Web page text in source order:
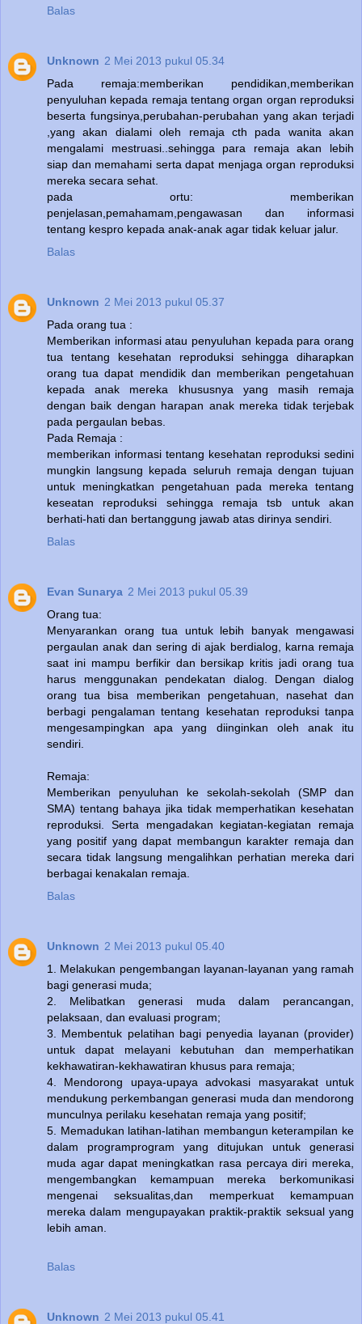
Balas
Unknown 2 Mei 2013 pukul 05.34
Pada remaja:memberikan pendidikan,memberikan
penyuluhan kepada remaja tentang organ organ reproduksi
beserta fungsinya,perubahan-perubahan yang akan terjadi
,yang akan dialami oleh remaja cth pada wanita akan
mengalami mestruasi..sehingga para remaja akan lebih
siap dan memahami serta dapat menjaga organ reproduksi
mereka secara sehat.
pada ortu: memberikan
penjelasan,pemahamam,pengawasan dan informasi
tentang kespro kepada anak-anak agar tidak keluar jalur.
Balas
Unknown 2 Mei 2013 pukul 05.37
Pada orang tua :
Memberikan informasi atau penyuluhan kepada para orang
tua tentang kesehatan reproduksi sehingga diharapkan
orang tua dapat mendidik dan memberikan pengetahuan
kepada anak mereka khususnya yang masih remaja
dengan baik dengan harapan anak mereka tidak terjebak
pada pergaulan bebas.
Pada Remaja :
memberikan informasi tentang kesehatan reproduksi sedini
mungkin langsung kepada seluruh remaja dengan tujuan
untuk meningkatkan pengetahuan pada mereka tentang
keseatan reproduksi sehingga remaja tsb untuk akan
berhati-hati dan bertanggung jawab atas dirinya sendiri.
Balas
Evan Sunarya 2 Mei 2013 pukul 05.39
Orang tua:
Menyarankan orang tua untuk lebih banyak mengawasi
pergaulan anak dan sering di ajak berdialog, karna remaja
saat ini mampu berfikir dan bersikap kritis jadi orang tua
harus menggunakan pendekatan dialog. Dengan dialog
orang tua bisa memberikan pengetahuan, nasehat dan
berbagi pengalaman tentang kesehatan reproduksi tanpa
mengesampingkan apa yang diinginkan oleh anak itu
sendiri.
Remaja:
Memberikan penyuluhan ke sekolah-sekolah (SMP dan
SMA) tentang bahaya jika tidak memperhatikan kesehatan
reproduksi. Serta mengadakan kegiatan-kegiatan remaja
yang positif yang dapat membangun karakter remaja dan
secara tidak langsung mengalihkan perhatian mereka dari
berbagai kenakalan remaja.
Balas
Unknown 2 Mei 2013 pukul 05.40
1. Melakukan pengembangan layanan-layanan yang ramah
bagi generasi muda;
2. Melibatkan generasi muda dalam perancangan,
pelaksaan, dan evaluasi program;
3. Membentuk pelatihan bagi penyedia layanan (provider)
untuk dapat melayani kebutuhan dan memperhatikan
kekhawatiran-kekhawatiran khusus para remaja;
4. Mendorong upaya-upaya advokasi masyarakat untuk
mendukung perkembangan generasi muda dan mendorong
munculnya perilaku kesehatan remaja yang positif;
5. Memadukan latihan-latihan membangun keterampilan ke
dalam programprogram yang ditujukan untuk generasi
muda agar dapat meningkatkan rasa percaya diri mereka,
mengembangkan kemampuan mereka berkomunikasi
mengenai seksualitas,dan memperkuat kemampuan
mereka dalam mengupayakan praktik-praktik seksual yang
lebih aman.
Balas
Unknown 2 Mei 2013 pukul 05.41